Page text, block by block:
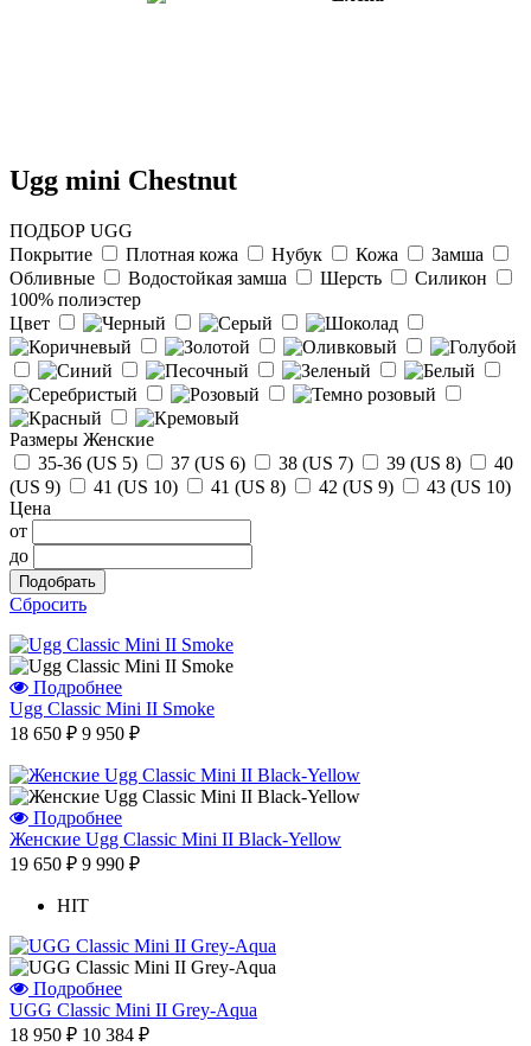
Отзыв от Нели
г.Ханты-Мансийск
Отзыв от Екатерины
Ugg mini Chestnut
ПОДБОР UGG
Покрытие
Плотная кожа Нубук Кожа
Замша
Обливные
Водостойкая замша Шерсть
Силикон
100% полиэстер
Цвет
Размеры Женские
35-36 (US 5)
37 (US 6) 38 (US 7) 39 (US 8)
40
(US 9)
41 (US 10) 41 (US 8) 42 (US 9)
43 (US 10)
Цена
от
до
Сбросить
Подробнее
Ugg Classic Mini II Smoke
18 650 ₽ 9 950 ₽
Подробнее
Женские Ugg Classic Mini II Black-Yellow
19 650 ₽ 9 990 ₽
HIT
Подробнее
UGG Classic Mini II Grey-Aqua
18 950 ₽ 10 384 ₽